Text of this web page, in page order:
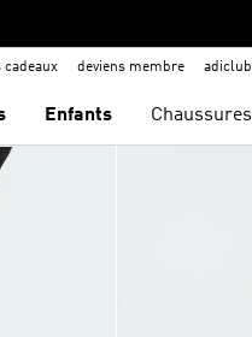
cadeaux deviens membre adiclub
Enfants Chaussures